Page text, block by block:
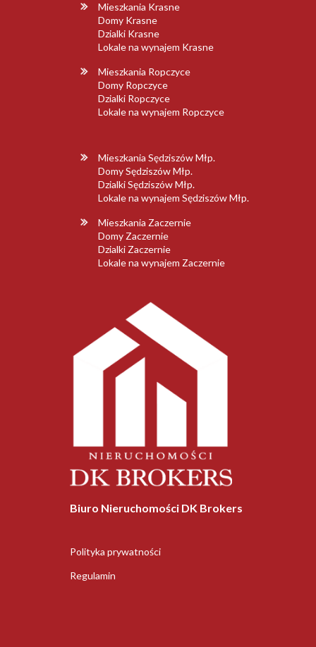
Biuro Nieruchomości DK Brokers
Polityka prywatności
Regulamin
Mieszkania Krasne
Domy Krasne
Dzialki Krasne
Lokale na wynajem Krasne
Mieszkania Ropczyce
Domy Ropczyce
Dzialki Ropczyce
Lokale na wynajem Ropczyce
Mieszkania Sędziszów Młp.
Domy Sędziszów Młp.
Dzialki Sędziszów Młp.
Lokale na wynajem Sędziszów Młp.
Mieszkania Zaczernie
Domy Zaczernie
Dzialki Zaczernie
Lokale na wynajem Zaczernie